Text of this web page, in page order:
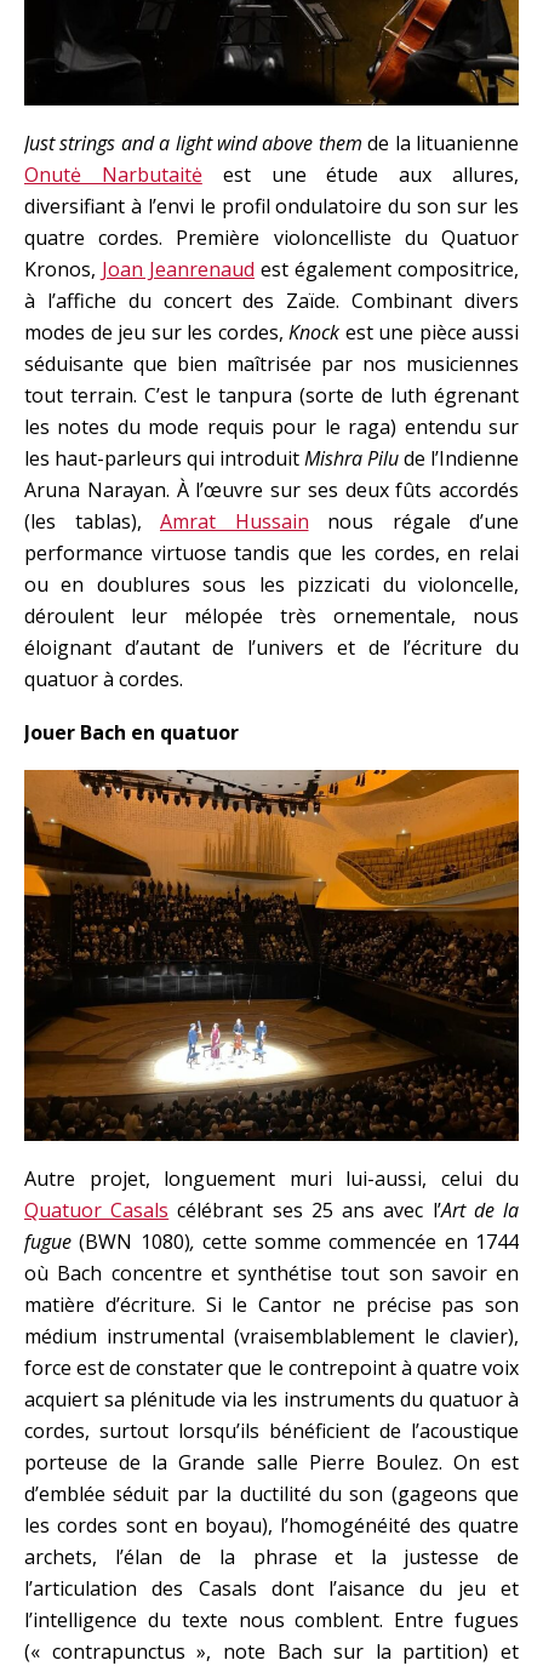
Just strings and a light wind above them de la lituanienne
Onutė Narbutaitėest une étude aux allures,
diversifiant à l’envi le profil ondulatoire du son sur les
quatre cordes. Première violoncelliste du Quatuor
Kronos, Joan Jeanrenaud est également compositrice,
à l’affiche du concert des Zaïde. Combinant divers
modes de jeu sur les cordes, Knock est une pièce aussi
séduisante que bien maîtrisée par nos musiciennes
tout terrain. C’est le tanpura (sorte de luth égrenant
les notes du mode requis pour le raga) entendu sur
les haut-parleurs qui introduitMishra Pilude l’Indienne
Aruna Narayan. À l’œuvre sur ses deux fûts accordés
(les tablas), Amrat Hussain nous régale d’une
performance virtuose tandis que les cordes, en relai
ou en doublures sous les pizzicati du violoncelle,
déroulent leur mélopée très ornementale, nous
éloignant d’autant de l’univers et de l’écriture du
quatuor à cordes.
Jouer Bach en quatuor
Autre projet, longuement muri lui-aussi, celui du
Quatuor Casals célébrant ses 25 ans avec l’Art de la
fugue (BWN 1080), cette somme commencée en 1744
où Bach concentre et synthétise tout son savoir en
matière d’écriture. Si le Cantor ne précise pas son
médium instrumental (vraisemblablement le clavier),
force est de constater que le contrepoint à quatre voix
acquiert sa plénitude via les instruments du quatuor à
cordes, surtout lorsqu’ils bénéficient de l’acoustique
porteuse de la Grande salle Pierre Boulez. On est
d’emblée séduit par la ductilité du son (gageons que
les cordes sont en boyau), l’homogénéité des quatre
archets, l’élan de la phrase et la justesse de
l’articulation des Casals dont l’aisance du jeu et
l’intelligence du texte nous comblent. Entre fugues
(« contrapunctus », note Bach sur la partition) et